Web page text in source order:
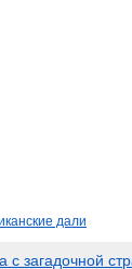
дали
с загадочной